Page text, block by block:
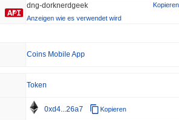
dng-dorknerdgeek
Kopieren
Anzeigen wie es verwendet wird
Coins Mobile App
Token
0xd4...26a7 Kopieren